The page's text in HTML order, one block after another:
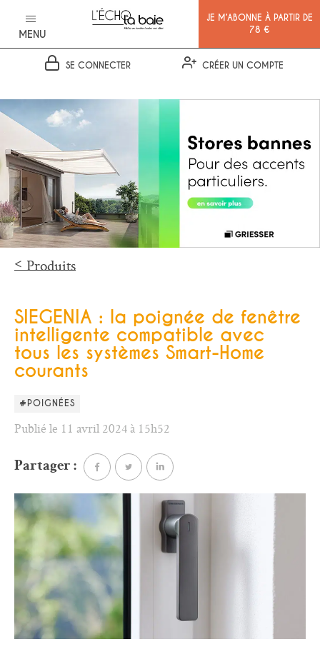
MENU
JE M’ABONNE À PARTIR DE
78 €
SE CONNECTER CRÉER UN COMPTE
Produits
SIEGENIA : la poignée de fenêtre
intelligente compatible avec
tous les systèmes Smart-Home
courants
#POIGNÉES
Publié le 11 avril 2024 à 15h52
Partager :